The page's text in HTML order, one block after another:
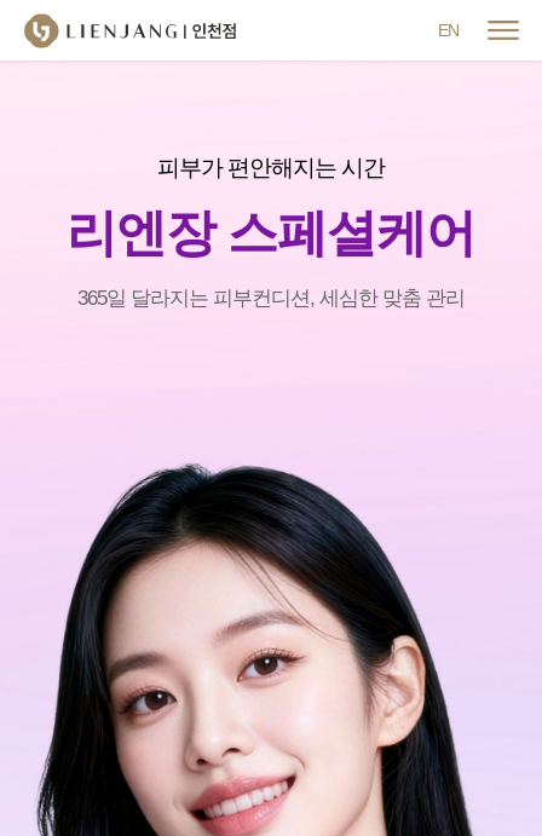
EN
피부가 편안해지는 시간
리엔장 스페셜케어
365일 달라지는 피부컨디션, 세심한 맞춤 관리